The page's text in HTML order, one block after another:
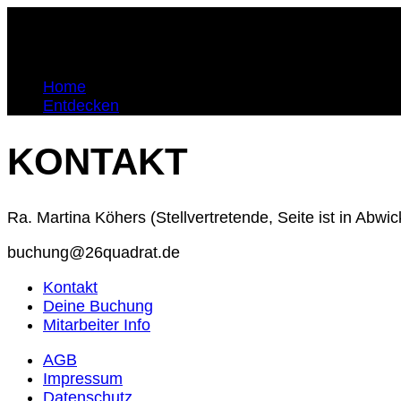
Home
Entdecken
KONTAKT
Ra. Martina Köhers (Stellvertretende, Seite ist in
buchung@26quadrat.de
Kontakt
Deine Buchung
Mitarbeiter Info
AGB
Impressum